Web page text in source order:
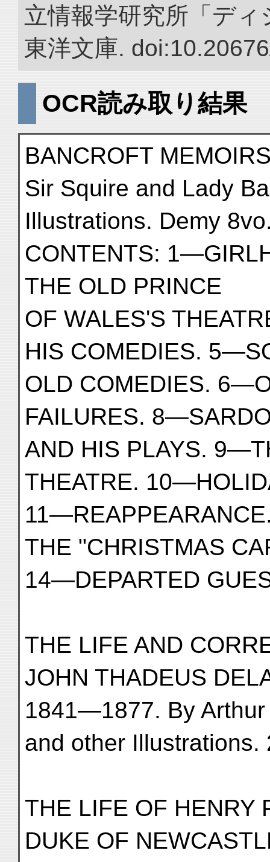
立情報学研究所「デ
東洋文庫.
OCR読み取り結果
BANCROFT
Sir Squire and Lady
Illustrations. Demy
CONTENTS:
THE OLD PRINCE
OF WALES'S
HIS COMEDIES.
OLD COMEDIES.
FAILURES.
AND HIS PLAYS.
THEATRE.
THE "CHRISTMAS
14—DEPARTED
THE LIFE AND
JOHN THADEUS
1841—1877. By
and other Illustrations.
THE LIFE OF HENRY
DUKE OF